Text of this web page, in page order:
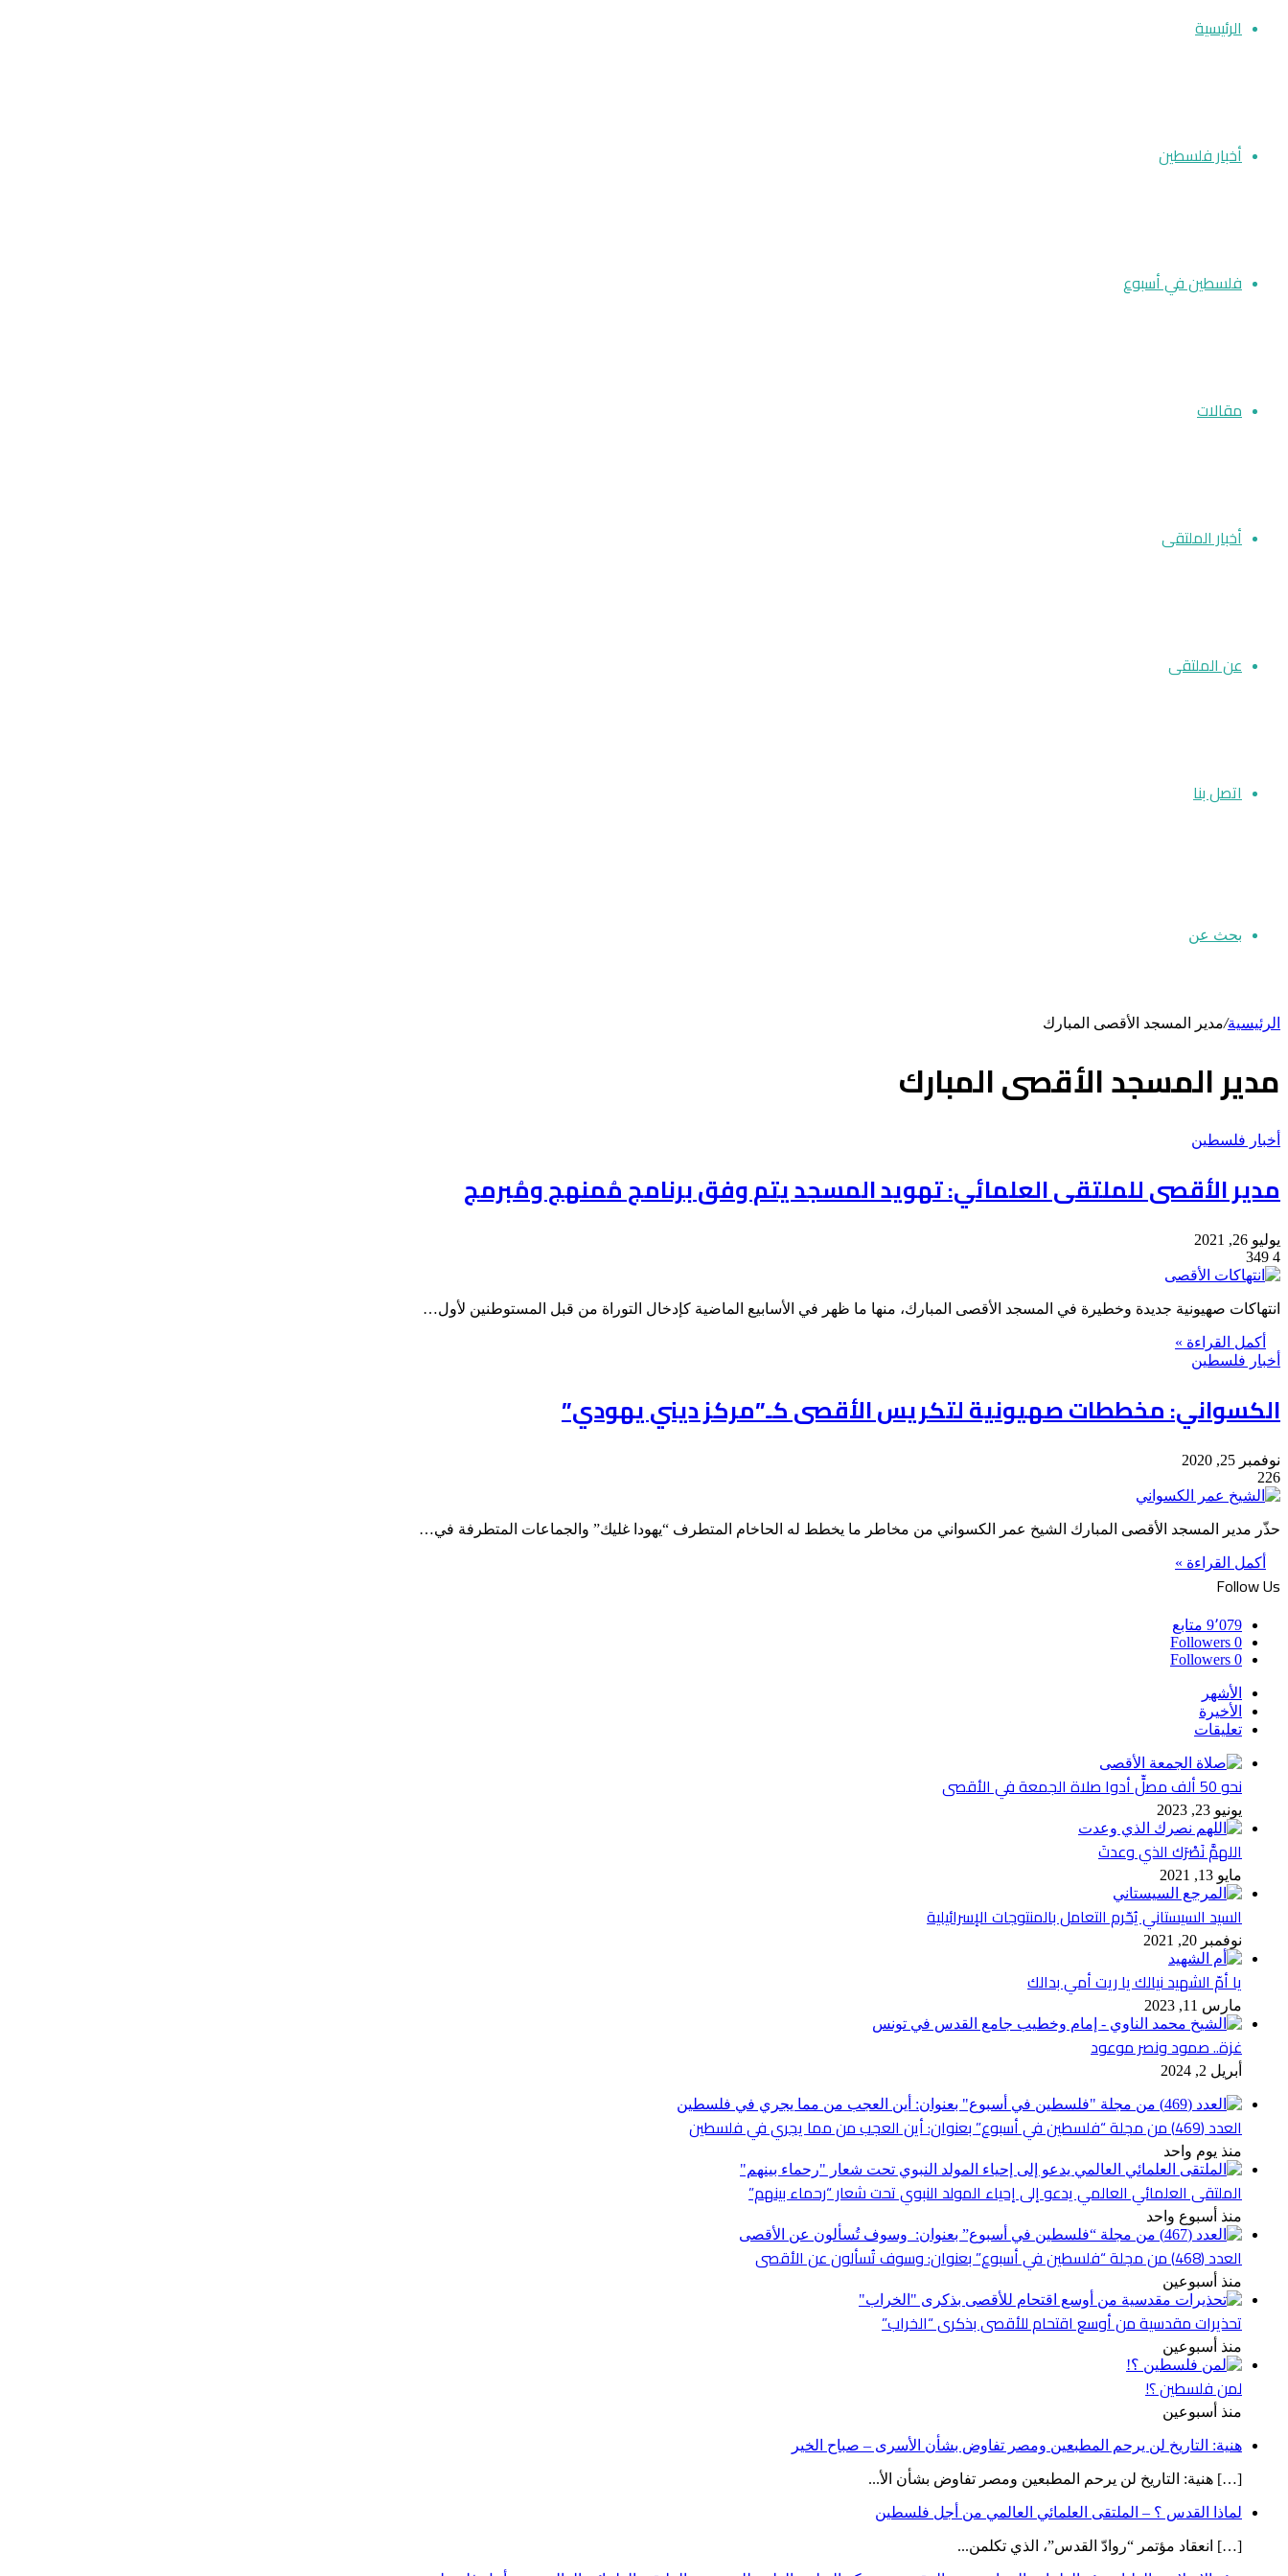
الرئيسية
أخبار فلسطين
فلسطين في أسبوع
مقالات
أخبار الملتقى
عن الملتقى
اتصل بنا
بحث عن
الرئيسية/مدير المسجد الأقصى المبارك
مدير المسجد الأقصى المبارك
أخبار فلسطين
مدير الأقصى للملتقى العلمائي: تهويد المسجد يتم وفق برنامج مُمنهج ومُبرمج
يوليو 26, 2021
4
انتهاكات صهيونية جديدة وخطيرة في المسجد الأقصى المبارك، منها ما ظهر في الأسابيع الماضية كإدخال التوراة من قبل المستوطنين لأول…
أكمل القراءة »
أخبار فلسطين
الكسواني: مخططات صهيونية لتكريس الأقصى كـ”مركز ديني يهودي”
نوفمبر 25, 2020
226
حذّر مدير المسجد الأقصى المبارك الشيخ عمر الكسواني من مخاطر ما يخطط له الحاخام المتطرف “يهودا غليك” والجماعات المتطرفة في…
أكمل القراءة »
Follow Us
9٬079 متابع
0
Followers
0
Followers
الأشهر
الأخيرة
تعليقات
نحو 50 ألف مصلٍّ أدوا صلاة الجمعة في الأقصى
يونيو 23, 2023
اللهمَّ نَصْرَك الذي وعدتَ
مايو 13, 2021
السيد السيستاني يُحّرم التعامل بالمنتوجات الإسرائيلية
نوفمبر 20, 2021
يا أمّ الشهيد نيالك يا ريت أمي بدالك
مارس 11, 2023
غزة.. صمود ونصر موعود
أبريل 2, 2024
العدد (469) من مجلة “فلسطين في أسبوع” بعنوان: أين العجب من مما يجري في فلسطين
منذ يوم واحد
الملتقى العلمائي العالمي يدعو إلى إحياء المولد النبوي تحت شعار “رحماء بينهم”
منذ أسبوع واحد
العدد (468) من مجلة “فلسطين في أسبوع” بعنوان: وسوف تُسألون عن الأقصى
منذ أسبوعين
تحذيرات مقدسية من أوسع اقتحام للأقصى بذكرى “الخراب”
منذ أسبوعين
لمن فلسطين ؟!
منذ أسبوعين
هنية: التاريخ لن يرحم المطبعين ومصر تفاوض بشأن الأسرى – صباح الخير
[…] هنية: التاريخ لن يرحم المطبعين ومصر تفاوض بشأن الأ...
لماذا القدس ؟ – الملتقى العلمائي العالمي من أجل فلسطين
[…] انعقاد مؤتمر “روادّ القدس”، الذي تكلمن...